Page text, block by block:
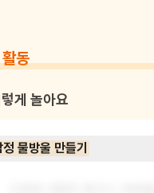
동
게 놀아요
정 물방울 만들기